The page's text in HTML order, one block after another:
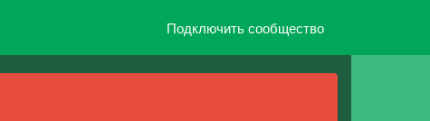
Подключить сообщество